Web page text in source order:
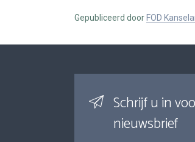
Gepubliceerd door FOD
Schrijf u in
nieuwsbrief